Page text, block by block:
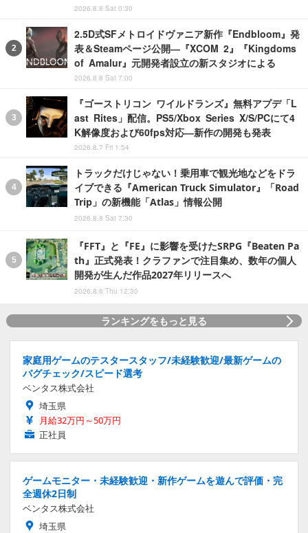
2026.8.8 Sat 0:30
2.5D式SFメトロイドヴァニア新作『Endbloom』発
表＆Steamページ公開―『XCOM 2』『Kingdoms
of Amalur』元開発者設立の新スタジオによる
2026.8.8 Sat 7:00
『ゴーストリコン ワイルドランズ』無料アプデ「L
ast Rites」配信。PS5/Xbox Series X/S/PCにて4
K解像度および60fps対応―新作の開発も発表
2026.8.7 Fri 1:54
トラックだけじゃない！乗用車で観光地などをドラ
イブできる『American Truck Simulator』「Road
Trip」の新機能「Atlas」情報公開
2026.8.8 Sat 7:30
『FFT』と『FE』に影響を受けたSRPG『Beaten Pa
th』正式発表！クラファンで注目集め、数年の個人
開発が生んだ作品2027年リリースへ
2026.8.6 Thu 12:30
ランキングをもっと見る
家庭用ゲームのテスタースタッフ/未経験歓迎/最新ゲームの
バグチェック/スピード選考
ベンタス株式会社
埼玉県
月給32万円～50万円
正社員
ゲームモニター・未経験歓迎・新作ゲームを遊んで評価・完
全週休2日制
ベンタス株式会社
埼玉県